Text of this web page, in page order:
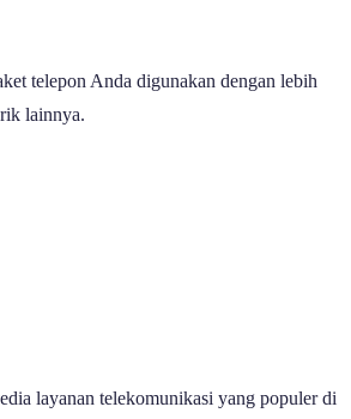
telepon Anda digunakan dengan lebih
lainnya.
layanan telekomunikasi yang populer di